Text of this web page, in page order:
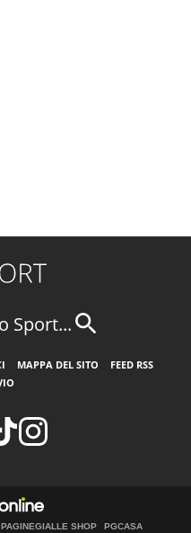
Sport...
MAPPA DEL SITO
FEED RSS
PAGINEGIALLE SHOP PGCASA